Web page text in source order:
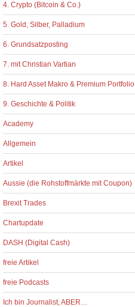
4. Crypto (Bitcoin & Co.)
5. Gold, Silber, Palladium
6. Grundsatzposting
7. mit Christian Vartian
8. Hard Asset Makro & Premium Portfolio
9. Geschichte & Politik
Academy
Allgemein
Artikel
Aussie (die Rohstoffmärkte mit Coupon)
Brexit Trades
Chartupdate
DASH (Digital Cash)
freie Artikel
freie Podcasts
Ich bin Journalist, ABER…